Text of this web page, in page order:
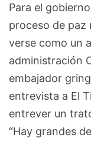
Para el
proceso de paz
verse como un
administración
embajador
entrevista a El
entrever un
“Hay grandes